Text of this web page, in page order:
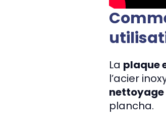
La plaque
l’acier
nettoyage
plancha.